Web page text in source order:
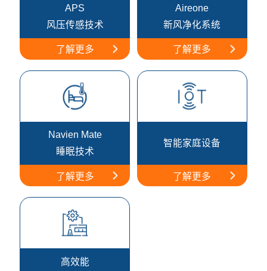
APS
风压传感技术
了解更多
Aireone
新风净化系统
了解更多
Navien Mate
睡眠技术
了解更多
智能家庭设备
了解更多
高效能